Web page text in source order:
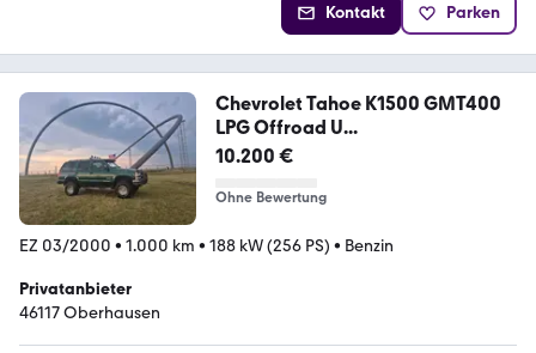
Kontakt Parken
Chevrolet Tahoe K1500 GMT400
LPG Offroad U...
10.200 €
Ohne Bewertung
EZ 03/2000 • 1.000 km • 188 kW (256 PS) • Benzin
Privatanbieter
46117 Oberhausen